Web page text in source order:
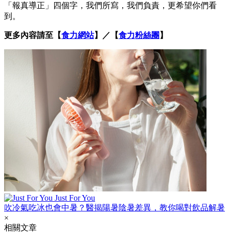
「報真導正」四個字，我們所寫，我們負責，更希望你們看
到。
更多內容請至【食力網站】／【食力粉絲團 】
Just For You
吹冷氣吃冰也會中暑？醫揭陽暑陰暑差異，教你喝對飲品解暑
×
相關文章